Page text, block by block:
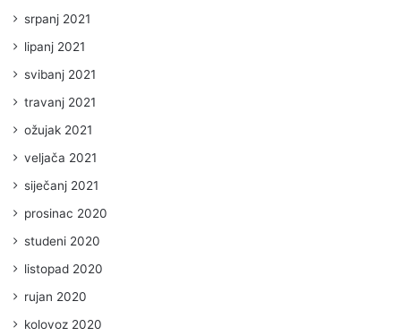
srpanj 2021
lipanj 2021
svibanj 2021
travanj 2021
ožujak 2021
veljača 2021
siječanj 2021
prosinac 2020
studeni 2020
listopad 2020
rujan 2020
kolovoz 2020